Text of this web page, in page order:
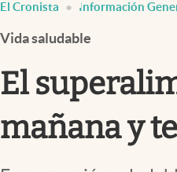
Infotechnology
Clase
Clima
Mundial 2026
Eventos Corporativos
El Cronista Información
Vida saludable
El
mañana y